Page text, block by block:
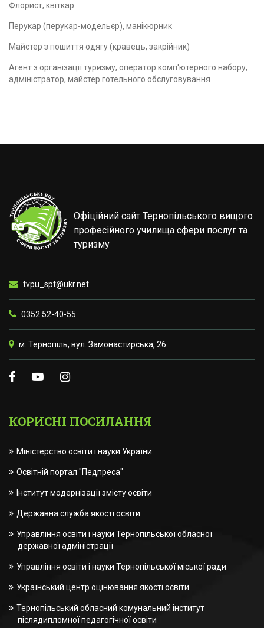
Флорист, квіткар
Перукар (перукар-модельєр), манікюрник
Майстер з пошиття одягу (кравець, закрійник)
Агент з організації туризму, оператор комп'ютерного набору,
адміністратор, майстер готельного обслуговування
Офіційний сайт Тернопільського вищого
професійного училища сфери послуг та
туризму
tvpu_spt@ukr.net
0352 52-40-55
м. Тернопіль, вул. Замонастирська, 26
КОРИСНІ ПОСИЛАННЯ
Міністерство освіти і науки України
Освітній портал "Педпреса"
Інститут модернізації змісту освіти
Державна служба якості освіти
Управління освіти і науки Тернопільської обласної
державної адміністрації
Управління освіти і науки Тернопільської міської ради
Український центр оцінювання якості освіти
Тернопільський обласний комунальний інститут
післядипломної педагогічної освіти